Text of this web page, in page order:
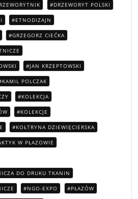
DRZEWORYT POLSKI
ETNODIZAJN
GRZEGORZ CIEĆKA
JAN KRZEPTOWSKI
KAMIL POLCZAK
KOLEKCJA
KOLEKCJE
KOŁTRYNA DZIEWIĘCIERSKA
W PŁAZOWIE
DO DRUKU TKANIN
NGO-EXPO PŁAZÓW